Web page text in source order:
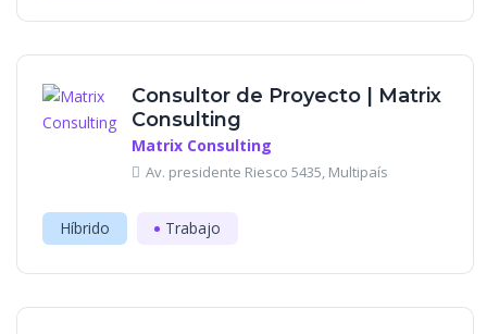
Consultor de Proyecto | Matrix
Consulting
Matrix Consulting
Av. presidente Riesco 5435, Multipaís
Híbrido Trabajo